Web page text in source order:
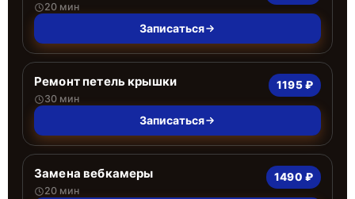
20 мин
Записаться
Ремонт петель крышки
30 мин
1195 ₽
Записаться
Замена вебкамеры
20 мин
1490 ₽